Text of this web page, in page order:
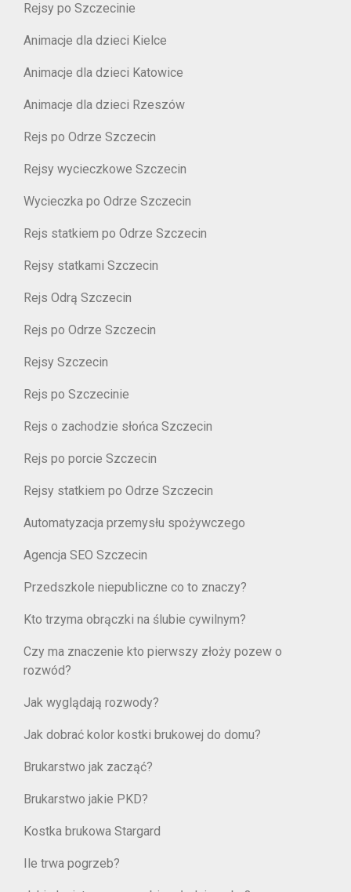
Rejsy po Szczecinie
Animacje dla dzieci Kielce
Animacje dla dzieci Katowice
Animacje dla dzieci Rzeszów
Rejs po Odrze Szczecin
Rejsy wycieczkowe Szczecin
Wycieczka po Odrze Szczecin
Rejs statkiem po Odrze Szczecin
Rejsy statkami Szczecin
Rejs Odrą Szczecin
Rejs po Odrze Szczecin
Rejsy Szczecin
Rejs po Szczecinie
Rejs o zachodzie słońca Szczecin
Rejs po porcie Szczecin
Rejsy statkiem po Odrze Szczecin
Automatyzacja przemysłu spożywczego
Agencja SEO Szczecin
Przedszkole niepubliczne co to znaczy?
Kto trzyma obrączki na ślubie cywilnym?
Czy ma znaczenie kto pierwszy złoży pozew o
rozwód?
Jak wyglądają rozwody?
Jak dobrać kolor kostki brukowej do domu?
Brukarstwo jak zacząć?
Brukarstwo jakie PKD?
Kostka brukowa Stargard
Ile trwa pogrzeb?